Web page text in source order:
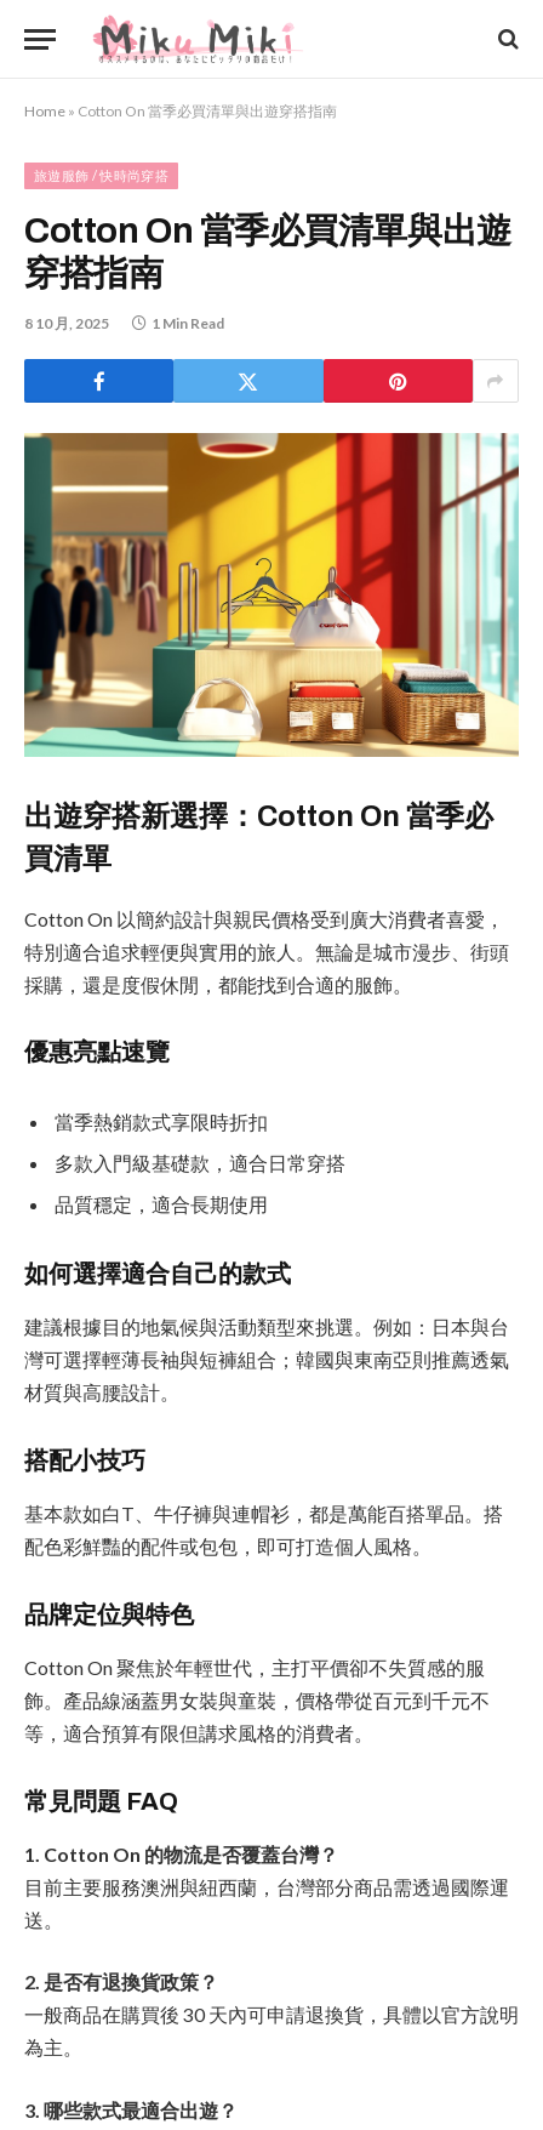
Home » Cotton On 當季必買清單與出遊穿搭指南
旅遊服飾 / 快時尚穿搭
Cotton On 當季必買清單與出遊
穿搭指南
8 10 月, 2025 1 Min Read
出遊穿搭新選擇：Cotton On 當季必
買清單
Cotton On 以簡約設計與親民價格受到廣大消費者喜愛，
特別適合追求輕便與實用的旅人。無論是城市漫步、街頭
採購，還是度假休閒，都能找到合適的服飾。
優惠亮點速覽
當季熱銷款式享限時折扣
多款入門級基礎款，適合日常穿搭
品質穩定，適合長期使用
如何選擇適合自己的款式
建議根據目的地氣候與活動類型來挑選。例如：日本與台
灣可選擇輕薄長袖與短褲組合；韓國與東南亞則推薦透氣
材質與高腰設計。
搭配小技巧
基本款如白T、牛仔褲與連帽衫，都是萬能百搭單品。搭
配色彩鮮豔的配件或包包，即可打造個人風格。
品牌定位與特色
Cotton On 聚焦於年輕世代，主打平價卻不失質感的服
飾。產品線涵蓋男女裝與童裝，價格帶從百元到千元不
等，適合預算有限但講求風格的消費者。
常見問題 FAQ
1. Cotton On 的物流是否覆蓋台灣？
目前主要服務澳洲與紐西蘭，台灣部分商品需透過國際運
送。
2. 是否有退換貨政策？
一般商品在購買後 30 天內可申請退換貨，具體以官方說明
為主。
3. 哪些款式最適合出遊？